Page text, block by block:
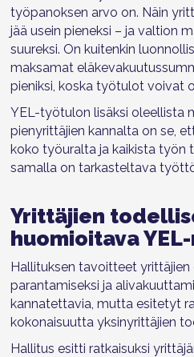
työpanoksen arvo on. Näin
jää usein pieneksi – ja valtion
suureksi. On kuitenkin
maksamat
pieniksi, koskatyötulot voivat
YEL-työtulon lisäksi oleellista
pienyrittäjien kannalta on se,
koko työuralta ja kaikista työn
samalla on tarkasteltava
Yrittäjien
huomioitava
Hallituksen tavoitteet yrittäjien
parantamiseksi ja
kannatettavia, mutta esitetyt
kokonaisuutta yksinyrittäjien
Hallitus esitti ratkaisuksi